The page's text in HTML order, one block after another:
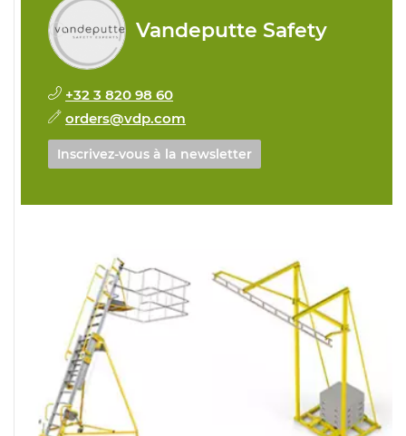
Vandeputte Safety
+32 3 820 98 60
orders@vdp.com
Inscrivez-vous à la newsletter